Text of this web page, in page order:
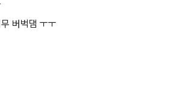
버벅댐 ㅜㅜ